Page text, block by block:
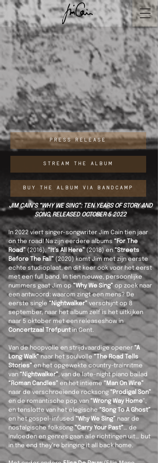
PRESS RELEASE
STREAM THE ALBUM
BUY THE ALBUM VIA BANDCAMP
JIM CAIN’S “WHY WE SING”: TEN YEARS OF STORY AND
SONG, RELEASED OCTOBER 5 2022
In 2022 viert singer-songwriter Jim Cain tien jaar
on the road! Na zijn eerdere albums “For The
Road”(2016), “It’s All Here” (2018) en“Streets
Before The Fall” (2020) komt Jim met zijn eerste
echte studioplaat, en dit keer ook voor het eerst
met een full band. In tien nieuwe, persoonlijke
nummers gaat Jim op“Why We Sing” op zoek naar
een antwoord: waarom zingt een mens? De
eerste single “Nightwalker” verschijnt op 8
september, naar het album zelf is het uitkijken
naar 5 oktober met een releaseshow in
Concertzaal Trefpunt in Gent.
Van de hoopvolle en strijdvaardige opener “A
Long Walk” naar het soulvolle “The Road Tells
Stories” en het opgewekte country-trainritme
van “Nightwalker”, van de late-night piano ballad
“Roman Candles” en het intieme “Man On Wire”
naar de verschroeiende rocksong “Prodigal Son”
en de romantische pop van “Wrong Way Home”,
en tenslotte van het elegische“Song To A Ghost”
en het gospel-infused “Why We Sing” naar de
nostalgische folksong“Carry Your Past”… de
invloeden en genres gaan alle richtingen uit… but
in the end they’re bringing it all back home.